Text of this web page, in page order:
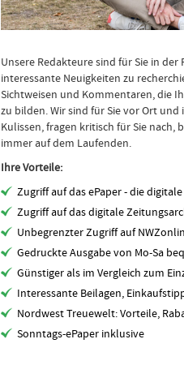
Unsere Redakteure sind für Sie in
interessante Neuigkeiten zu
Sichtweisen und Kommentaren, die
zu bilden. Wir sind für Sie vor Ort
Kulissen, fragen kritisch für Sie nach,
immer auf dem Laufenden.
Ihre Vorteile:
Zugriff auf das ePaper - die
Zugriff auf das digitale
Unbegrenzter Zugriff auf
Gedruckte Ausgabe von Mo-Sa
Günstiger als im Vergleich zum
Interessante Beilagen,
Nordwest Treuewelt: Vorteile,
Sonntags-ePaper inklusive